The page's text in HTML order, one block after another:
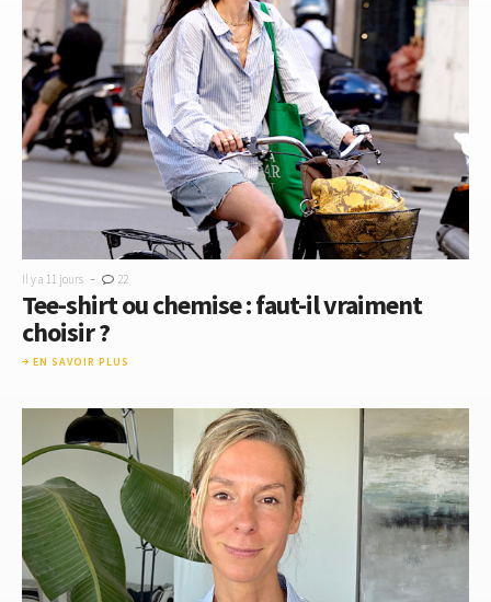
Il y a 11 jours - 22
Tee-shirt ou chemise : faut-il vraiment
choisir ?
EN SAVOIR PLUS